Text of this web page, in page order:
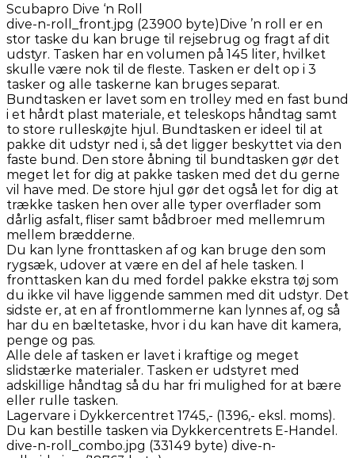
Scubapro Dive ‘n Roll
dive-n-roll_front.jpg (23900 byte)Dive ’n roll er en
stor taske du kan bruge til rejsebrug og fragt af dit
udstyr. Tasken har en volumen på 145 liter, hvilket
skulle være nok til de fleste. Tasken er delt op i 3
tasker og alle taskerne kan bruges separat.
Bundtasken er lavet som en trolley med en fast bund
i et hårdt plast materiale, et teleskops håndtag samt
to store rulleskøjte hjul. Bundtasken er ideel til at
pakke dit udstyr ned i, så det ligger beskyttet via den
faste bund. Den store åbning til bundtasken gør det
meget let for dig at pakke tasken med det du gerne
vil have med. De store hjul gør det også let for dig at
trække tasken hen over alle typer overflader som
dårlig asfalt, fliser samt bådbroer med mellemrum
mellem brædderne.
Du kan lyne fronttasken af og kan bruge den som
rygsæk, udover at være en del af hele tasken. I
fronttasken kan du med fordel pakke ekstra tøj som
du ikke vil have liggende sammen med dit udstyr. Det
sidste er, at en af frontlommerne kan lynnes af, og så
har du en bæltetaske, hvor i du kan have dit kamera,
penge og pas.
Alle dele af tasken er lavet i kraftige og meget
slidstærke materialer. Tasken er udstyret med
adskillige håndtag så du har fri mulighed for at bære
eller rulle tasken.
Lagervare i Dykkercentret 1745,- (1396,- eksl. moms).
Du kan bestille tasken via Dykkercentrets E-Handel.
dive-n-roll_combo.jpg (33149 byte) dive-n-